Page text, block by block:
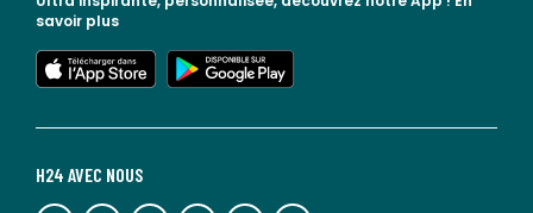
H24 AVEC NOUS
lien vers l'espace réseaux sociaux lien vers l'espace réseaux sociaux lien vers l'espace réseaux sociaux lien vers l'espace réseaux sociaux lien vers l'espace réseaux sociaux lien vers le blog la redoute
savoir plus
lien vers l'app store
lien vers google play